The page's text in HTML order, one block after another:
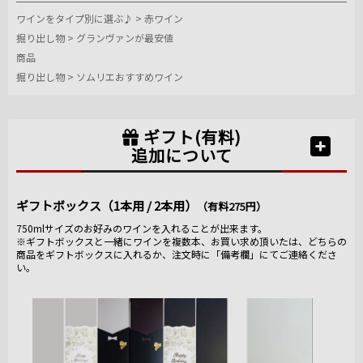
ワインをタイプ別に選ぶ♪ > 赤ワイン
掘り出し物 > グランヴァンが最安値
商品
掘り出し物 > ソムリエおすすめワイン
ギフト(有料)
追加について
ギフトボックス（1本用 / 2本用） （有料275円）
750mlサイズのお好みのワインを入れることが出来ます。
※ギフトボックスと一緒にワインを複数本、お買い求め頂いたは、どちらの
商品をギフトボックスに入れるか、注文時に「備考欄」にてご連絡くださ
い。